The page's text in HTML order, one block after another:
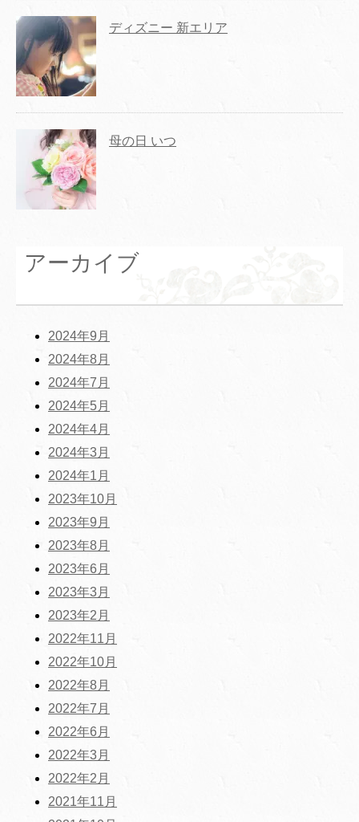
ディズニー 新エリア
母の日 いつ
アーカイブ
2024年9月
2024年8月
2024年7月
2024年5月
2024年4月
2024年3月
2024年1月
2023年10月
2023年9月
2023年8月
2023年6月
2023年3月
2023年2月
2022年11月
2022年10月
2022年8月
2022年7月
2022年6月
2022年3月
2022年2月
2021年11月